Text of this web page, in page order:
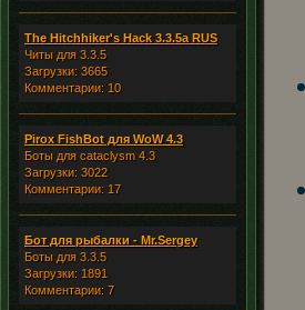
The Hitchhiker's Hack 3.3.5a RUS
Читы для 3.3.5
Загрузки: 3665
Комментарии: 10
Pirox FishBot для WoW 4.3
Боты для cataclysm 4.3
Загрузки: 3022
Комментарии: 17
Бот для рыбалки - Mr.Sergey
Боты для 3.3.5
Загрузки: 1891
Комментарии: 7